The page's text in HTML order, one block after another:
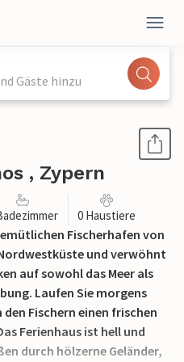
Gäste hinzu
, Zypern
0 Haustiere
Fischerhafen von
und verwöhnt
auf sowohl das Meer als
Laufen Sie morgens
Fischern einen frischen
Ferienhaus ist hell und
durch hölzerne Geländer,